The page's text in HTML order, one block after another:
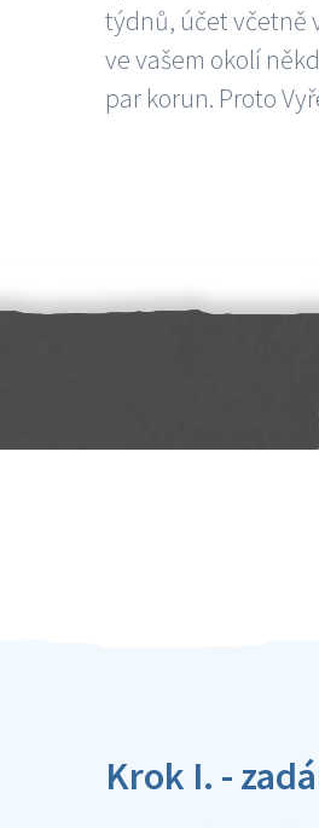
týdnů, účet včetně
ve vašem okolí
par korun. Proto
Krok I. -